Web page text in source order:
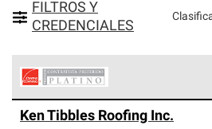
FILTROS Y
CREDENCIALES
Corning constituyen el nivel
Ken Tibbles Roofing Inc.